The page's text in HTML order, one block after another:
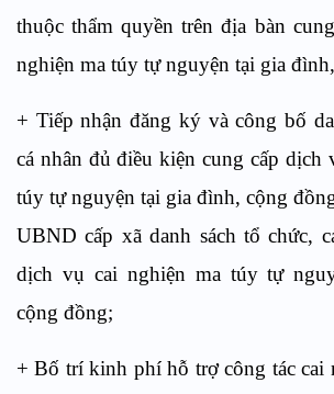
thuộc thẩm quyền trên địa bàn
nghiện ma túy tự nguyện tại gia
+ Tiếp nhận đăng ký và công bố
cá nhân đủ điều kiện cung cấp dịch
túy tự nguyện tại gia đình, cộng
UBND cấp xã danh sách tổ chức,
dịch vụ cai nghiện ma túy tự
cộng đồng;
+Bố trí kinh phí hỗ trợcông tác cai